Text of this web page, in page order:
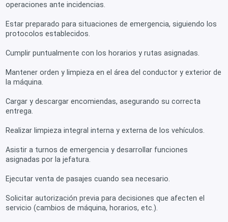
operaciones ante incidencias.
Estar preparado para situaciones de emergencia, siguiendo los
protocolos establecidos.
Cumplir puntualmente con los horarios y rutas asignadas.
Mantener orden y limpieza en el área del conductor y exterior de
la máquina.
Cargar y descargar encomiendas, asegurando su correcta
entrega.
Realizar limpieza integral interna y externa de los vehículos.
Asistir a turnos de emergencia y desarrollar funciones
asignadas por la jefatura.
Ejecutar venta de pasajes cuando sea necesario.
Solicitar autorización previa para decisiones que afecten el
servicio (cambios de máquina, horarios, etc.).